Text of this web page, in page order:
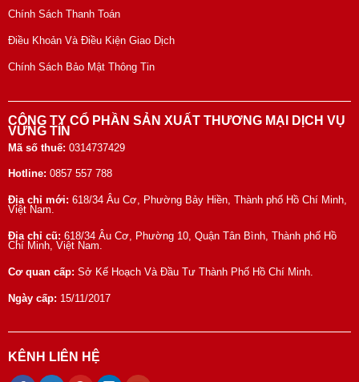
Chính Sách Thanh Toán
Điều Khoản Và Điều Kiện Giao Dịch
Chính Sách Bảo Mật Thông Tin
CÔNG TY CỔ PHẦN SẢN XUẤT THƯƠNG MẠI DỊCH VỤ
VỮNG TÍN
Mã số thuế: 0314737429
Hotline: 0857 557 788
Địa chỉ mới: 618/34 Âu Cơ, Phường Bảy Hiền, Thành phố Hồ Chí Minh,
Việt Nam.
Địa chỉ cũ: 618/34 Âu Cơ, Phường 10, Quận Tân Bình, Thành phố Hồ
Chí Minh, Việt Nam.
Cơ quan cấp: Sở Kế Hoạch Và Đầu Tư Thành Phố Hồ Chí Minh.
Ngày cấp: 15/11/2017
KÊNH LIÊN HỆ